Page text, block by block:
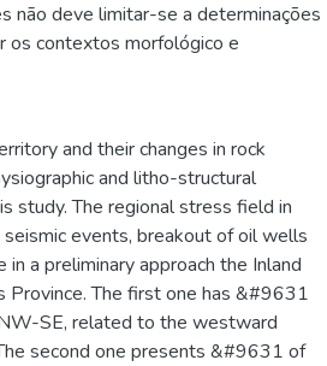
não deve limitar-se a determinações
os contextos morfológico e
and their changes in rock
and litho-structural
study. The regional stress field in
events, breakout of oil wells
a preliminary approach the Inland
Province. The first one has &#9631
SE, related to the westward
second one presents &#9631 of